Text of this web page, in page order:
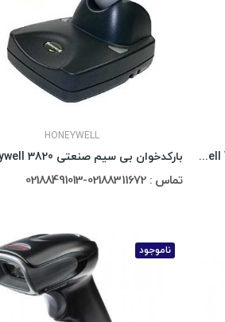
بارکد خوان تک بعدی Honeywell Voyager 1450g-1D
HONEYWELL
بارکدخوان بی سیم صنعتی Honeywell 3820
تماس : 02188311672-02188491013
ناموجود